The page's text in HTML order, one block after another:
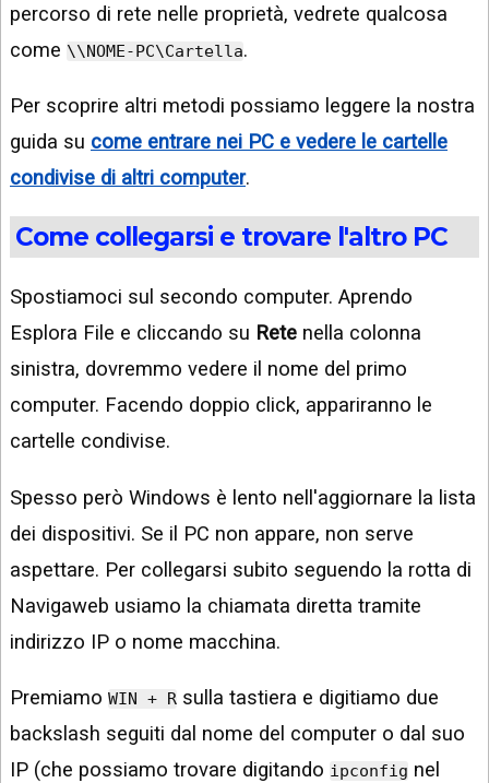
percorso di rete nelle proprietà, vedrete qualcosa
come \\NOME-PC\Cartella.
Per scoprire altri metodi possiamo leggere la nostra
guida su come entrare nei PC e vedere le cartelle
condivise di altri computer.
Come collegarsi e trovare l'altro PC
Spostiamoci sul secondo computer. Aprendo
Esplora File e cliccando su Rete nella colonna
sinistra, dovremmo vedere il nome del primo
computer. Facendo doppio click, appariranno le
cartelle condivise.
Spesso però Windows è lento nell'aggiornare la lista
dei dispositivi. Se il PC non appare, non serve
aspettare. Per collegarsi subito seguendo la rotta di
Navigaweb usiamo la chiamata diretta tramite
indirizzo IP o nome macchina.
Premiamo WIN + R sulla tastiera e digitiamo due
backslash seguiti dal nome del computer o dal suo
IP (che possiamo trovare digitando ipconfig nel